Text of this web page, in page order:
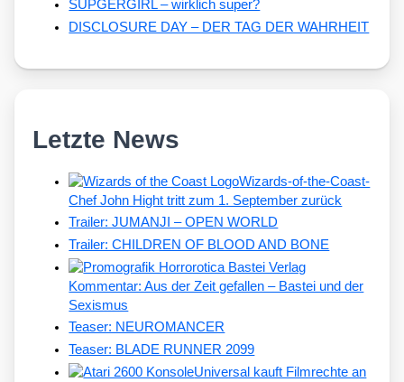
SUPGERGIRL – wirklich super?
DISCLOSURE DAY – DER TAG DER WAHRHEIT
Letzte News
Wizards-of-the-Coast-
Chef John Hight tritt zum 1. September zurück
Trailer: JUMANJI – OPEN WORLD
Trailer: CHILDREN OF BLOOD AND BONE
Kommentar: Aus der Zeit gefallen – Bastei und der
Sexismus
Teaser: NEUROMANCER
Teaser: BLADE RUNNER 2099
Universal kauft Filmrechte an